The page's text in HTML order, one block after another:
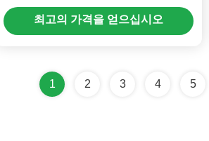
인버터
최고의 가격을 얻으십시오
1 2 3 4 5